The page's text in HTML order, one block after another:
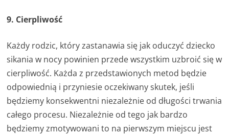
9. Cierpliwość
Każdy rodzic, który zastanawia się jak oduczyć dziecko
sikania w nocy powinien przede wszystkim uzbroić się w
cierpliwość. Każda z przedstawionych metod będzie
odpowiednią i przyniesie oczekiwany skutek, jeśli
będziemy konsekwentni niezależnie od długości trwania
całego procesu. Niezależnie od tego jak bardzo
będziemy zmotywowani to na pierwszym miejscu jest